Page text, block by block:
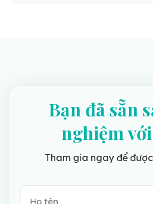
Bạn đã sẵn
nghiệm
Tham gia ngay để